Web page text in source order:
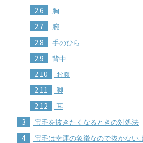
2.6 胸
2.7 腕
2.8 手のひら
2.9 背中
2.10 お腹
2.11 脚
2.12 耳
3 宝毛を抜きたくなるときの対処法
4 宝毛は幸運の象徴なので抜かない